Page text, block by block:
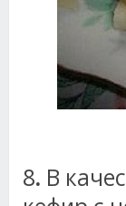
8. В